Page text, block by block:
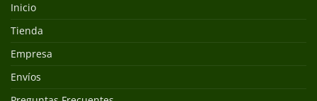
Inicio
Tienda
Empresa
Envíos